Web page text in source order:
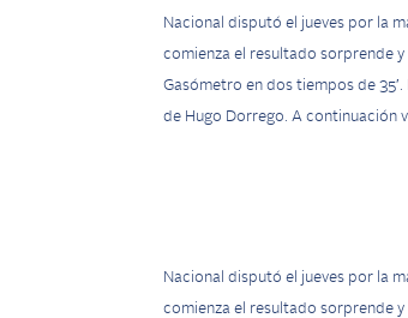
Nacional disputó el jueves por la
comienza el resultado sorprende
Gasómetro en dos tiempos de
de Hugo Dorrego. A continuación
Nacional disputó el jueves por la
comienza el resultado sorprende